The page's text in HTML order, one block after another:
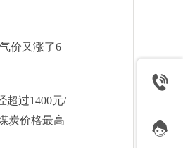
价又涨了6
超过1400元/
炭价格最高